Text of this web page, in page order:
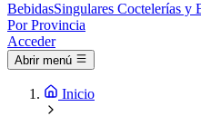
BebidasSingulares Coctelerías y
Por Provincia
Acceder
Abrir menú
Inicio